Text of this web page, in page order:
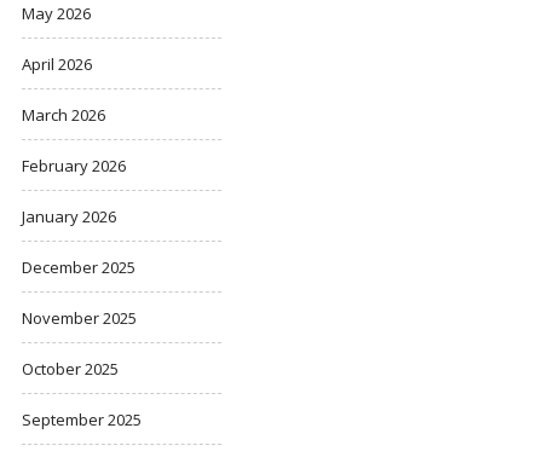
May 2026
April 2026
March 2026
February 2026
January 2026
December 2025
November 2025
October 2025
September 2025